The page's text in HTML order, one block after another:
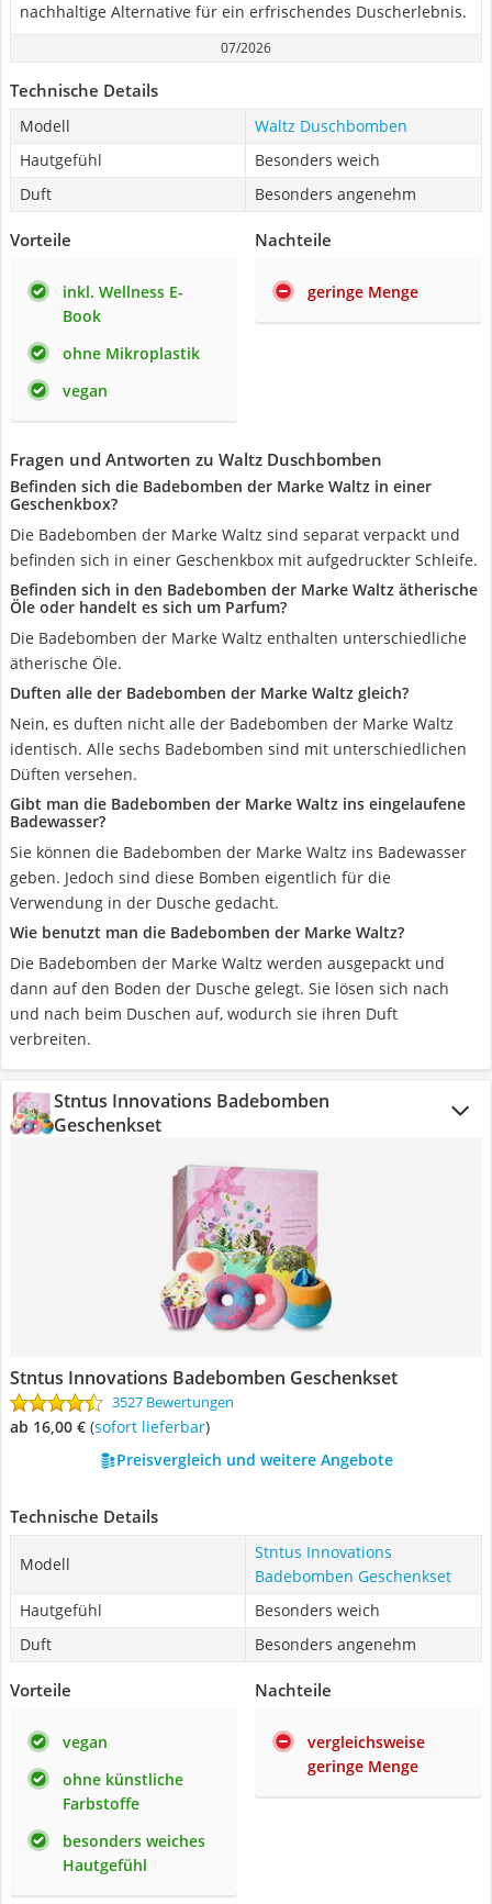
nachhaltige Alternative für ein erfrischendes Duscherlebnis.
07/2026
Technische Details
Modell
Waltz Duschbomben
Hautgefühl
Besonders weich
Duft
Besonders angenehm
Vorteile
inkl. Wellness E-
Book
ohne Mikroplastik
vegan
Nachteile
geringe Menge
Fragen und Antworten zu Waltz Duschbomben
Befinden sich die Badebomben der Marke Waltz in einer
Geschenkbox?
Die Badebomben der Marke Waltz sind separat verpackt und
befinden sich in einer Geschenkbox mit aufgedruckter Schleife.
Befinden sich in den Badebomben der Marke Waltz ätherische
Öle oder handelt es sich um Parfum?
Die Badebomben der Marke Waltz enthalten unterschiedliche
ätherische Öle.
Duften alle der Badebomben der Marke Waltz gleich?
Nein, es duften nicht alle der Badebomben der Marke Waltz
identisch. Alle sechs Badebomben sind mit unterschiedlichen
Düften versehen.
Gibt man die Badebomben der Marke Waltz ins eingelaufene
Badewasser?
Sie können die Badebomben der Marke Waltz ins Badewasser
geben. Jedoch sind diese Bomben eigentlich für die
Verwendung in der Dusche gedacht.
Wie benutzt man die Badebomben der Marke Waltz?
Die Badebomben der Marke Waltz werden ausgepackt und
dann auf den Boden der Dusche gelegt. Sie lösen sich nach
und nach beim Duschen auf, wodurch sie ihren Duft
verbreiten.
Stntus Innovations Badebomben
Geschenkset
Stntus Innovations Badebomben Geschenkset
3527 Bewertungen
ab 16,00 € ( Sofort lieferbar)
Preisvergleich und weitere Angebote
Technische Details
Modell
Stntus Innovations
Badebomben Geschenkset
Hautgefühl
Besonders weich
Duft
Besonders angenehm
Vorteile
vegan
ohne künstliche
Farbstoffe
besonders weiches
Hautgefühl
Nachteile
vergleichsweise
geringe Menge